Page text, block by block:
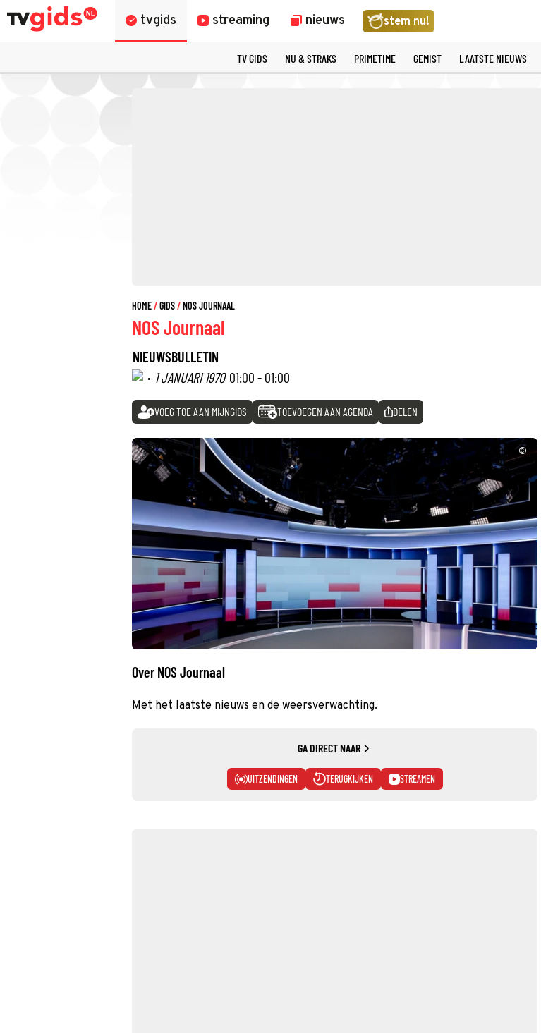
tvgids streaming nieuws stem nu!
TV GIDS NU & STRAKS PRIMETIME GEMIST LAATSTE NIEUWS
HOME GIDS NOS JOURNAAL
NOS Journaal
NIEUWSBULLETIN
· 1 JANUARI 1970 01:00 - 01:00
VOEG TOE AAN MIJNGIDS TOEVOEGEN AAN AGENDA DELEN
©
Over NOS Journaal
Met het laatste nieuws en de weersverwachting.
GA DIRECT NAAR
UITZENDINGEN TERUGKIJKEN STREAMEN